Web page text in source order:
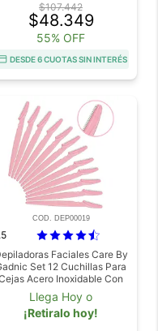
$107.442
$48.349
55% OFF
DESDE 6 CUOTAS SIN INTERÉS
COD. DEP00019
Faciales Care By
Set 12 Cuchillas Para
Acero Inoxidable Con
Mango Ergonomico 145cm
Llega Hoy o
¡Retiralo hoy!